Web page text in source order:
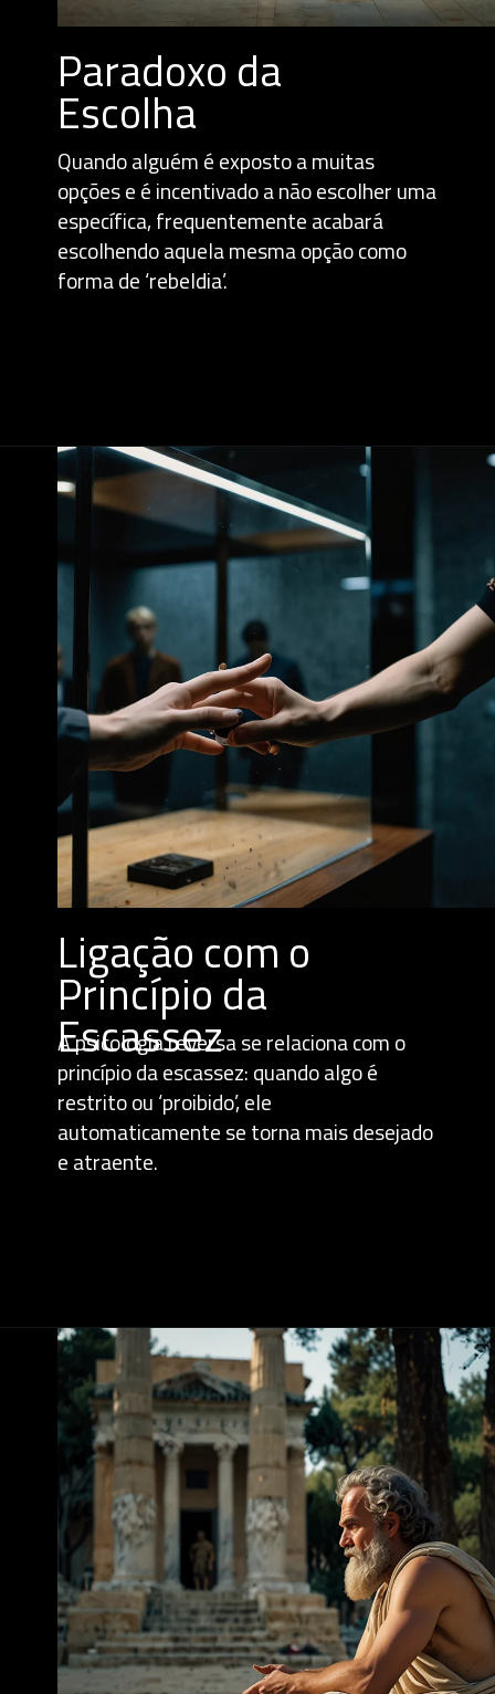
Paradoxo da
Escolha
Quando alguém é exposto a muitas
opções e é incentivado a não escolher uma
específica, frequentemente acabará
escolhendo aquela mesma opção como
forma de ‘rebeldia’.
Ligação com o
Princípio da
Escassez
A psicologia reversa se relaciona com o
princípio da escassez: quando algo é
restrito ou ‘proibido’, ele
automaticamente se torna mais desejado
e atraente.